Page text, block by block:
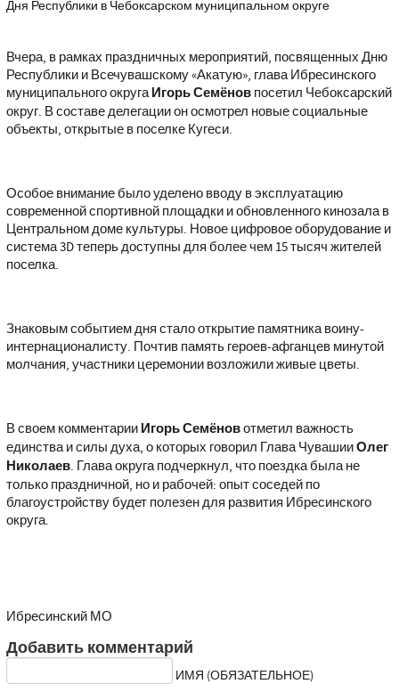
Вчера, в рамках праздничных мероприятий, посвященных Дню
Республики и Всечувашскому «Акатую», глава Ибресинского
муниципального округаИгорь Семёновпосетил Чебоксарский
округ. В составе делегации он осмотрел новые социальные
объекты, открытые в поселке Кугеси.
Особое внимание было уделено вводу в эксплуатацию
современной спортивной площадки и обновленного кинозала в
Центральном доме культуры. Новое цифровое оборудование и
система 3D теперь доступны для более чем 15 тысяч жителей
поселка.
Знаковым событием дня стало открытие памятника воину-
интернационалисту. Почтив память героев-афганцев минутой
молчания, участники церемонии возложили живые цветы.
В своем комментарии Игорь Семёновотметил важность
единства и силы духа, о которых говорил Глава ЧувашииОлег
Николаев. Глава округа подчеркнул, что поездка была не
только праздничной, но и рабочей: опыт соседей по
благоустройству будет полезен для развития Ибресинского
округа.
Ибресинский МО
Добавить комментарий
ИМЯ (ОБЯЗАТЕЛЬНОЕ)